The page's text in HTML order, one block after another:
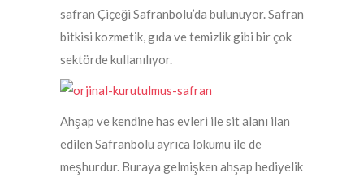
safran Çiçeği Safranbolu’da bulunuyor. Safran
bitkisi kozmetik, gıda ve temizlik gibi bir çok
sektörde kullanılıyor.
Ahşap ve kendine has evleri ile sit alanı ilan
edilen Safranbolu ayrıca lokumu ile de
meşhurdur. Buraya gelmişken ahşap hediyelik